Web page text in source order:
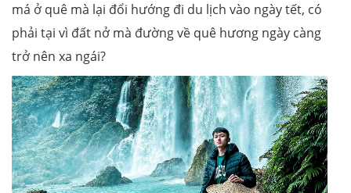
má ở quê mà lại đổi hướng đi du lịch vào ngày tết, có
phải tại vì đất nở mà đường về quê hương ngày càng
trở nên xa ngái?